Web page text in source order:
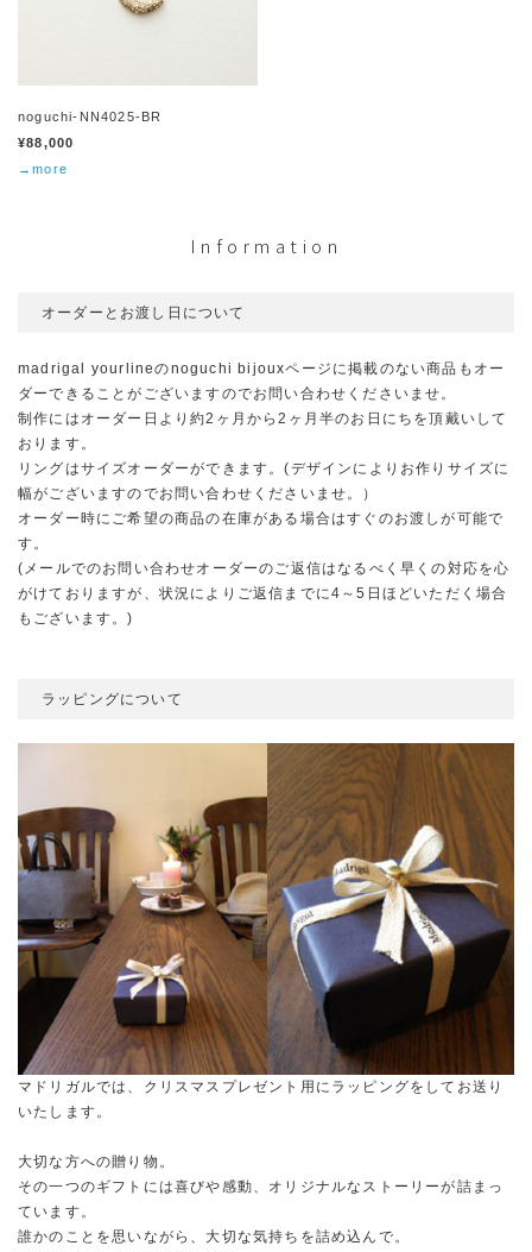
noguchi-NN4025-BR
¥88,000
→more
Information
オーダーとお渡し日について
madrigal yourlineのnoguchi bijouxページに掲載のない商品もオー
ダーできることがございますのでお問い合わせくださいませ。
制作にはオーダー日より約2ヶ月から2ヶ月半のお日にちを頂戴いして
おります。
リングはサイズオーダーができます。(デザインによりお作りサイズに
幅がございますのでお問い合わせくださいませ。）
オーダー時にご希望の商品の在庫がある場合はすぐのお渡しが可能で
す。
(メールでのお問い合わせオーダーのご返信はなるべく早くの対応を心
がけておりますが、状況によりご返信までに4～5日ほどいただく場合
もございます。)
ラッピングについて
マドリガルでは、クリスマスプレゼント用にラッピングをしてお送り
いたします。
大切な方への贈り物。
その一つのギフトには喜びや感動、オリジナルなストーリーが詰まっ
ています。
誰かのことを思いながら、大切な気持ちを詰め込んで。